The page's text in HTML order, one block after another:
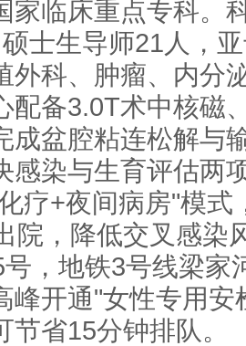
家临床重点专科。
士生导师21人，
外科、肿瘤、内分
配备3.0T术中核磁
成盆腔粘连松解与
感染与生育评估两
疗+夜间病房"模式
院，降低交叉感染
，地铁3号线梁家
峰开通"女性专用安
节省15分钟排队。